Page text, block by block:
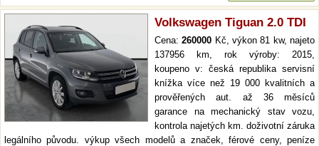
Volkswagen Tiguan 2.0 TDI
Cena:260000 Kč, výkon 81 kw, najeto
137956 km, rok výroby: 2015,
koupeno v: česká republika servisní
knížka více než 19 000 kvalitních a
prověřených aut. až 36 měsíců
garance na mechanický stav vozu,
kontrola najetých km. doživotní záruka
legálního původu. výkup všech modelů a značek, férové ceny, peníze